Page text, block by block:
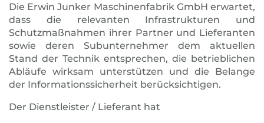
Die Erwin Junker Maschinenfabrik GmbH erwartet,
dass die relevanten Infrastrukturen und
Schutzmaßnahmen ihrer Partner und Lieferanten
sowie deren Subunternehmer dem aktuellen
Stand der Technik entsprechen, die betrieblichen
Abläufe wirksam unterstützen und die Belange
der Informationssicherheit berücksichtigen.
Der Dienstleister / Lieferant hat